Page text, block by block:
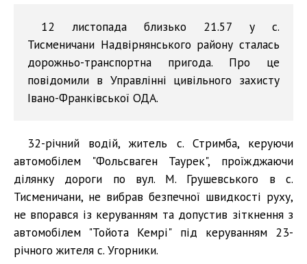
12 листопада близько 21.57 у с.
Тисменичани Надвірнянського району сталась
дорожньо-транспортна пригода. Про це
повідомили в Управлінні цивільного захисту
Івано-Франківської ОДА.
32-річний водій, житель с. Стримба, керуючи
автомобілем "Фольсваген Таурек", проїжджаючи
ділянку дороги по вул. М. Грушевського в с.
Тисменичани, не вибрав безпечної швидкості руху,
не впорався із керуванням та допустив зіткнення з
автомобілем "Тойота Кемрі" під керуванням 23-
річного жителя с. Угорники.